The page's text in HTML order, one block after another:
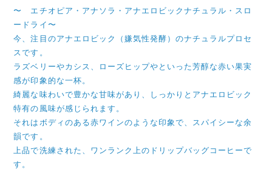
〜 エチオピア・アナソラ・アナエロビックナチュラル・スロ
ードライ〜
今、注目のアナエロビック（嫌気性発酵）のナチュラルプロセ
スです。
ラズベリーやカシス、ローズヒップやといった芳醇な赤い果実
感が印象的な一杯。
綺麗な味わいで豊かな甘味があり、しっかりとアナエロビック
特有の風味が感じられます。
それはボディのある赤ワインのような印象で、スパイシーな余
韻です。
上品で洗練された、ワンランク上のドリップバッグコーヒーで
す。